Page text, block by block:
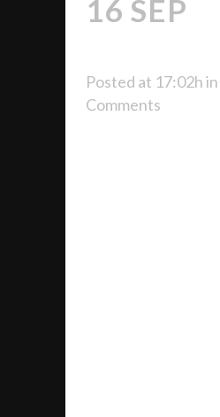
16 SEP
Posted at 17:02hin
Comments